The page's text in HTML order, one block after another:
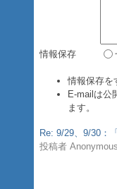
情報保存
情報保存を
E-mailは公
ます。
Re: 9/29、9/30：
投稿者